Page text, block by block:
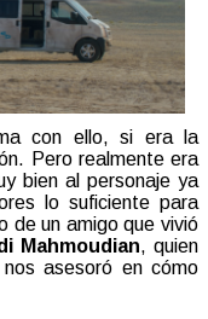
con ello, si era la
Pero realmente era
bien al personaje ya
lo suficiente para
de un amigo que vivió
Mahmoudian, quien
asesoró en cómo